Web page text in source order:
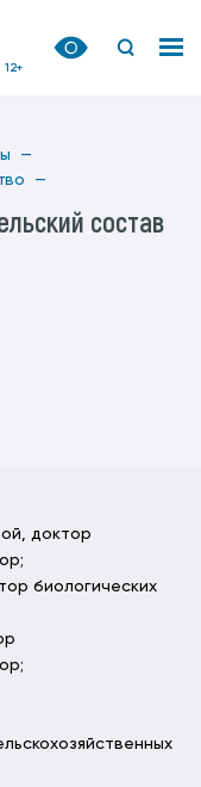
12+
—
—
состав
доктор
биологических